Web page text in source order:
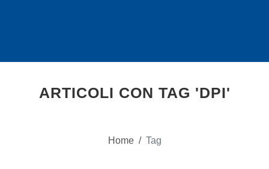
ARTICOLI CON TAG 'DPI'
Home / Tag